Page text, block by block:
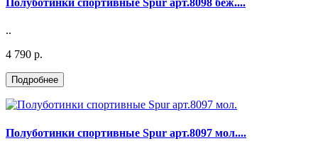
Полуботинки спортивные Spur арт.8098 беж....
..
4 790 р.
Полуботинки спортивные Spur арт.8097 мол....